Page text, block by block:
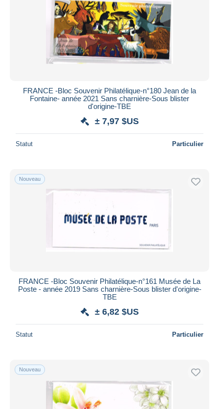
Blocs & Feuillets
Blocs Souvenir
Enchères sans offres
Maisons de vente
Vendus
depuis
jours
Prix
Livraison gratuite
PayPal
Virement bancaire
Mastercard
iDeal
Maestro
Résidence du vendeur
Monde entier
Appliquer
FRANCE -Bloc Souvenir Philatélique-n°180 Jean de la
Fontaine- année 2021 Sans charnière-Sous blister
d'origine-TBE
± 7,97 $US
Statut Particulier
Nouveau
FRANCE -Bloc Souvenir Philatélique-n°161 Musée de La
Poste - année 2019 Sans charnière-Sous blister d'origine-
TBE
± 6,82 $US
Statut Particulier
Nouveau